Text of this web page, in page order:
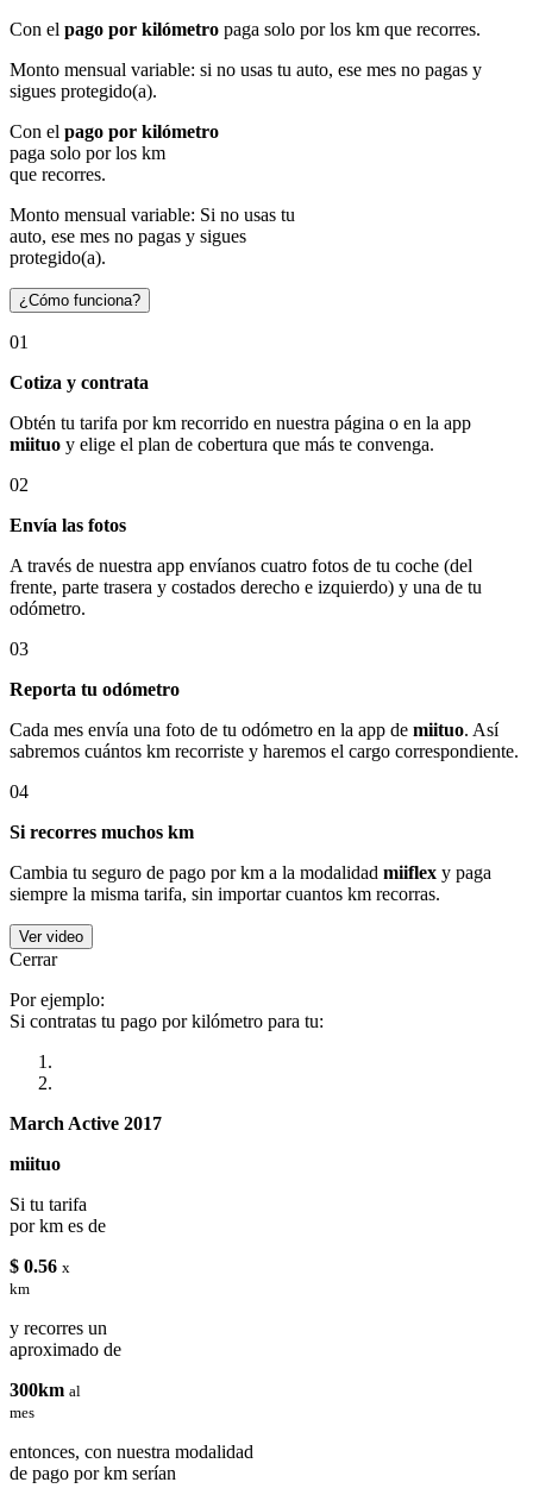
Con el pago por kilómetro paga solo por los km que recorres.
Monto mensual variable: si no usas tu auto, ese mes no pagas y
sigues protegido(a).
Con el pago por kilómetro
paga solo por los km
que recorres.
Monto mensual variable: Si no usas tu
auto, ese mes no pagas y sigues
protegido(a).
¿Cómo funciona?
01
Cotiza y contrata
Obtén tu tarifa por km recorrido en nuestra página o en la app
miituo y elige el plan de cobertura que más te convenga.
02
Envía las fotos
A través de nuestra app envíanos cuatro fotos de tu coche (del
frente, parte trasera y costados derecho e izquierdo) y una de tu
odómetro.
03
Reporta tu odómetro
Cada mes envía una foto de tu odómetro en la app de miituo. Así
sabremos cuántos km recorriste y haremos el cargo correspondiente.
04
Si recorres muchos km
Cambia tu seguro de pago por km a la modalidad miiflex y paga
siempre la misma tarifa, sin importar cuantos km recorras.
Ver video
Cerrar
Por ejemplo:
Si contratas tu pago por kilómetro para tu:
March Active 2017
miituo
Si tu tarifa
por km es de
$ 0.56 x
km
y recorres un
aproximado de
300km al
mes
entonces, con nuestra modalidad
de pago por km serían